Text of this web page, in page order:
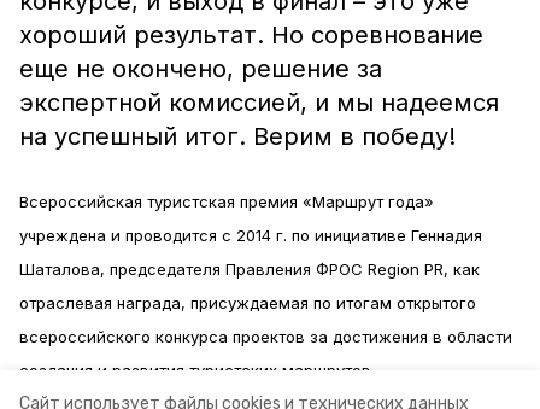
Сайт использует файлы cookies и технических данных
хороший результат. Но соревнование
еще не окончено, решение за
экспертной комиссией, и мы надеемся
на успешный итог. Верим в победу!
Всероссийская туристская премия «Маршрут года»
учреждена и проводится с 2014 г. по инициативе Геннадия
Шаталова, председателя Правления ФРОС Region PR, как
отраслевая награда, присуждаемая по итогам открытого
всероссийского конкурса проектов за достижения в области
создания и развития туристских маршрутов.